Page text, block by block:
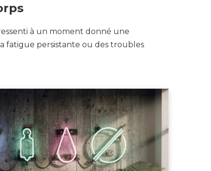
à un moment donné une
fatigue persistante ou des troubles